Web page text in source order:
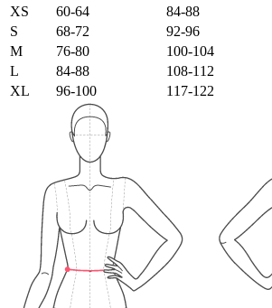
XS
60-64
84-88
S
68-72
92-96
M
76-80
100-104
L
84-88
108-112
XL
96-100 117-122